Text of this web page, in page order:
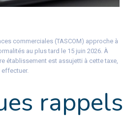
commerciales (TASCOM) approche à
au plus tard le 15 juin 2026. À
établissement est assujetti à cette taxe,
rappels